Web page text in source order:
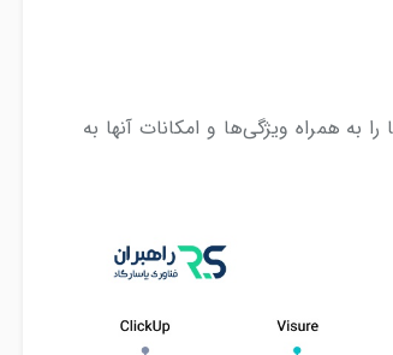
به همراه ویژگی‌ها و امکانات آنها به